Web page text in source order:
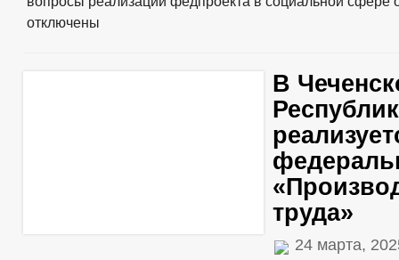
отключены
В
труда»
24 марта,